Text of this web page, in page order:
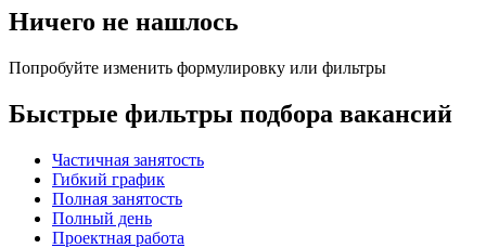
Ничего не нашлось
Попробуйте изменить формулировку или фильтры
Быстрые фильтры подбора вакансий
Частичная занятость
Гибкий график
Полная занятость
Полный день
Проектная работа